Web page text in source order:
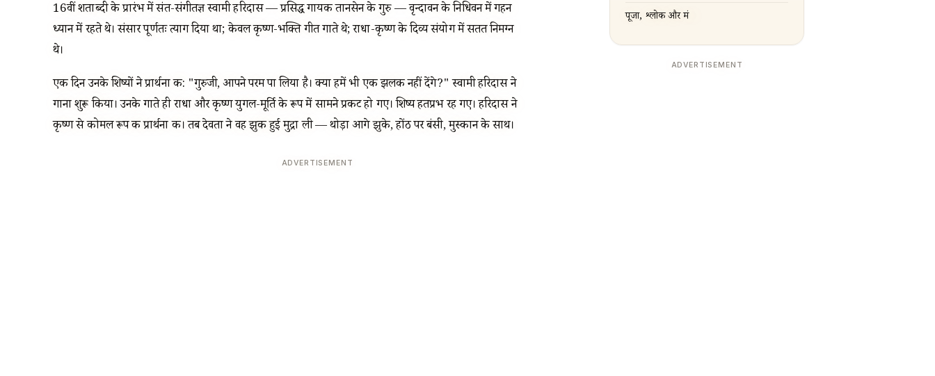
16वीं शताब्दी के प्रारंभ में संत-संगीतज्ञ स्वामी हरिदास — प्रसिद्ध गायक तानसेन के गुरु — वृन्दावन के निधिवन में गहन
ध्यान में रहते थे। संसार पूर्णतः त्याग दिया था; केवल कृष्ण-भक्ति गीत गाते थे; राधा-कृष्ण के दिव्य संयोग में सतत निमग्न
थे।
एक दिन उनके शिष्यों ने प्रार्थना की: "गुरुजी, आपने परम पा लिया है। क्या हमें भी एक झलक नहीं देंगे?" स्वामी हरिदास ने
गाना शुरू किया। उनके गाते ही राधा और कृष्ण युगल-मूर्ति के रूप में सामने प्रकट हो गए। शिष्य हतप्रभ रह गए। हरिदास ने
कृष्ण से कोमल रूप की प्रार्थना की। तब देवता ने वह झुकी हुई मुद्रा ली — थोड़ा आगे झुके, होंठ पर बंसी, मुस्कान के साथ।
ADVERTISEMENT
पूजा, श्लोक और मंत्र
ADVERTISEMENT